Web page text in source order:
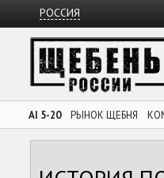
РОССИЯ
AI 5-20 РЫНОК ЩЕБНЯ